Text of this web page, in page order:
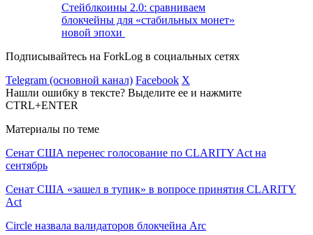
Стейблкоины 2.0: сравниваем
блокчейны для «стабильных монет»
новой эпохи
Подписывайтесь на ForkLog в социальных сетях
Telegram (основной канал) Facebook X
Нашли ошибку в тексте? Выделите ее и нажмите
CTRL+ENTER
Материалы по теме
Сенат США перенес голосование по CLARITY Act на
сентябрь
Сенат США «зашел в тупик» в вопросе принятия CLARITY
Act
Circle назвала валидаторов блокчейна Arc